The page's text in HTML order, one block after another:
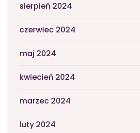
sierpień 2024
czerwiec 2024
maj 2024
kwiecień 2024
marzec 2024
luty 2024